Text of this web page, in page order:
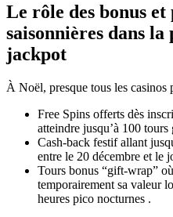
Le rôle des bonus
saisonnières dans
jackpot
À Noël, presque tous les casinos
Free Spins offerts dès
atteindre jusqu’à 100
Cash‑back festif allant
entre le 20 décembre et le
Tours bonus “gift‑wrap”
temporairement sa valeur
heures pico nocturnes .